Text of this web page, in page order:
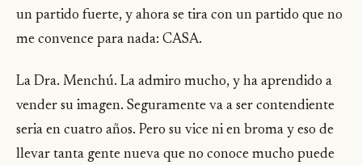
un partido fuerte, y ahora se tira con un partido que no
me convence para nada: CASA.
La Dra. Menchú. La admiro mucho, y ha aprendido a
vender su imagen. Seguramente va a ser contendiente
seria en cuatro años. Pero su vice ni en broma y eso de
llevar tanta gente nueva que no conoce mucho puede